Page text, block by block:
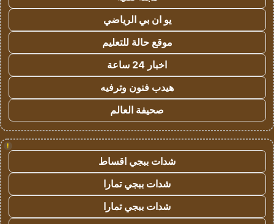
يو ان بي الرياضي
موقع حالة للتعليم
اخبار 24 ساعة
هيدب فنون وترفيه
صحيفة العالم
!
شدات ببجي اقساط
شدات ببجي تمارا
شدات ببجي تمارا